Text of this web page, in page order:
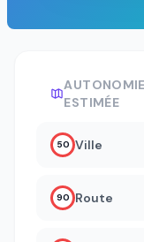
AUTONOMIE
ESTIMÉE
50 Ville
90 Route